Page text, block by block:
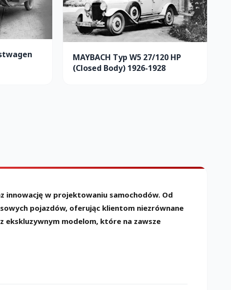
MAYBACH Typ W5 27/120 HP
(Closed Body) 1926-1928
innowację w projektowaniu samochodów. Od
pojazdów, oferując klientom niezrównane
modelom, które na zawsze